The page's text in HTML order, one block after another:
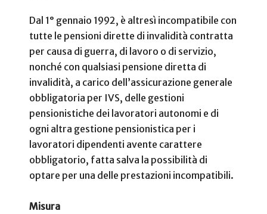
Dal 1° gennaio 1992, è altresì incompatibile con
tutte le pensioni dirette di invalidità contratta
per causa di guerra, di lavoro o di servizio,
nonché con qualsiasi pensione diretta di
invalidità, a carico dell’assicurazione generale
obbligatoria per IVS, delle gestioni
pensionistiche dei lavoratori autonomi e di
ogni altra gestione pensionistica per i
lavoratori dipendenti avente carattere
obbligatorio, fatta salva la possibilità di
optare per una delle prestazioni incompatibili.
Misura